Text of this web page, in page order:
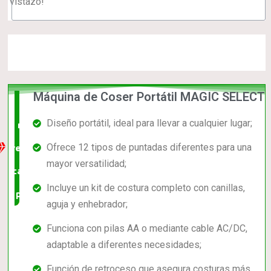
La
mejor
relación
calidad-
precio
Máquina de Coser Portátil MAGIC SELECT
Diseño portátil, ideal para llevar a cualquier lugar;
Ofrece 12 tipos de puntadas diferentes para una
mayor versatilidad;
Incluye un kit de costura completo con canillas,
aguja y enhebrador;
Funciona con pilas AA o mediante cable AC/DC,
adaptable a diferentes necesidades;